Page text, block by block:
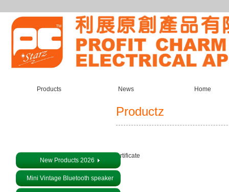
Productz
Products News Home
Certificate
New Products 2026
Mini Vintage Bluetooth speaker